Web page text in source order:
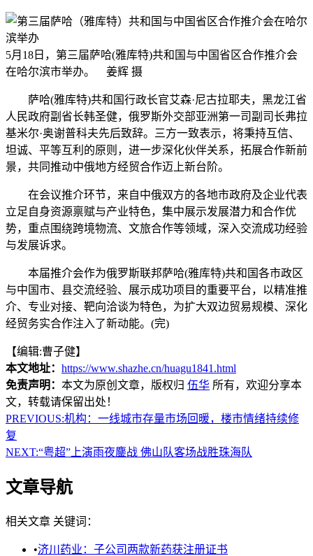
5月18日，第三届萨哈(雅库特)共和国与中国省区合作推介会
在哈尔滨市举办。 姜辉 摄
萨哈(雅库特)共和国行政长官艾森·尼古拉耶夫，黑龙江省
人民政府副省长韩圣健，俄罗斯外交部亚洲第一司副司长弗拉
基米尔·奥谢普科夫先后致辞。三方一致表示，将秉持互信、
坦诚、平等互利的原则，进一步深化伙伴关系，拓展合作新前
景，共同推动中俄地方经贸合作迈上新台阶。
在会议推介环节，来自中俄双方的各地市政府及企业代表
立足自身资源禀赋与产业特色，集中展示发展潜力和合作优
势，重点围绕跨境物流、文旅合作等领域，深入交流成功经验
与发展诉求。
本届推介会作为俄罗斯联邦萨哈(雅库特)共和国各市政区
与中国市、县交流经验、展示成功项目的重要平台，以精准推
介、专业对接、靶向洽谈为特色，为扩大双边贸易规模、深化
经贸务实合作注入了新动能。(完)
【编辑:曹子健】
本文地址： https://www.shazhe.cn/huagu1841.html
免责声明： 本文为原创文章，版权归 伍华 所有，欢迎分享本
文，转载请保留出处！
PREVIOUS:机构：一线城市存量市场回暖，楼市情绪持续修
复
NEXT:“粤超”上演雨夜鏖战 佛山队客场战胜珠海队
文章导航
相关文章 关键词：
•济川药业：子公司两款新药获注册证书